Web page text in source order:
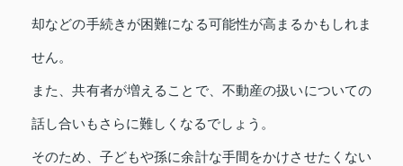
却などの手続きが困難になる可能性が高まるかもしれま
せん。
また、共有者が増えることで、不動産の扱いについての
話し合いもさらに難しくなるでしょう。
そのため、子どもや孫に余計な手間をかけさせたくない